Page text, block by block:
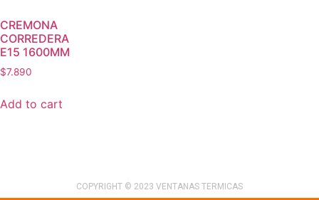
CREMONA
CORREDERA
E15 1600MM
$7.890
Add to cart
COPYRIGHT © 2023 VENTANAS TERMICAS